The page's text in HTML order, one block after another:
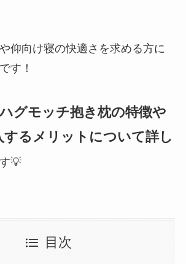
仰向け寝の快適さを求める方に
す！
グモッチ抱き枕の特徴や
するメリットについて詳し
💡
目次